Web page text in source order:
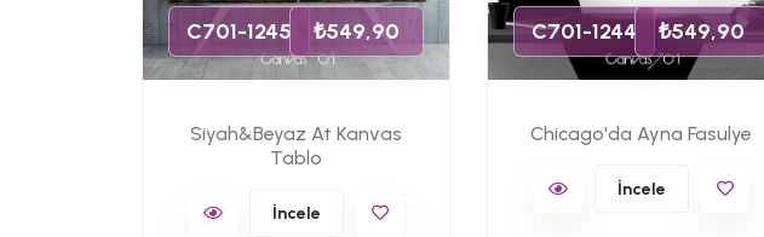
C701-1245 ₺549,90
Siyah&Beyaz At Kanvas
Tablo
İncele
C701-1244 ₺549,90
Chicago'da Ayna Fasulye
İncele